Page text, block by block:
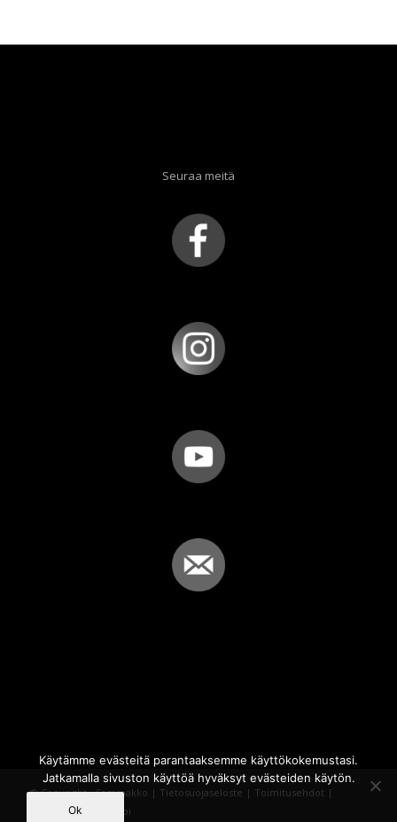
Seuraa meitä
© Copyright - Sammakko | Tietosuojaseloste | Toimitusehdot |
Powered by
iQWebbi
Käytämme evästeitä parantaaksemme käyttökokemustasi.
Jatkamalla sivuston käyttöä hyväksyt evästeiden käytön.
Ok